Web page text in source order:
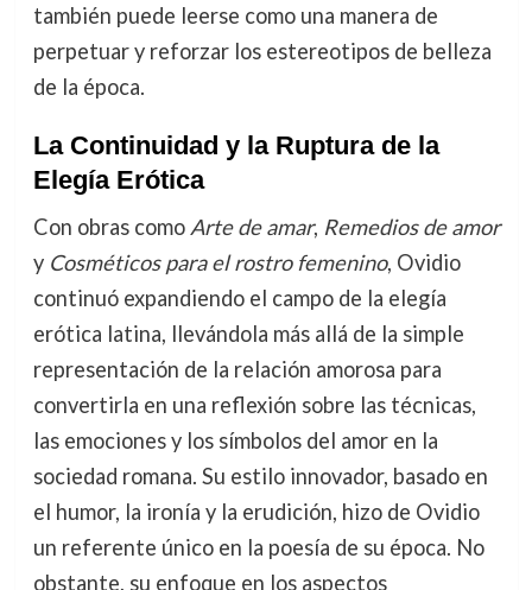
también puede leerse como una manera de
perpetuar y reforzar los estereotipos de belleza
de la época.
La Continuidad y la Ruptura de la
Elegía Erótica
Con obras como Arte de amar, Remedios de amor
y Cosméticos para el rostro femenino, Ovidio
continuó expandiendo el campo de la elegía
erótica latina, llevándola más allá de la simple
representación de la relación amorosa para
convertirla en una reflexión sobre las técnicas,
las emociones y los símbolos del amor en la
sociedad romana. Su estilo innovador, basado en
el humor, la ironía y la erudición, hizo de Ovidio
un referente único en la poesía de su época. No
obstante, su enfoque en los aspectos